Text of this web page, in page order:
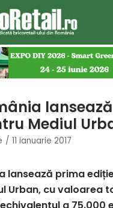
Mediul
11 ianuarie 2017
lansează prima
Urban, cu valoarea